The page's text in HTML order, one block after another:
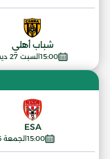
15:00السبت 27 ديسمبر 2026
شباب أهلي
15:00الجمعة 16 جانفي 2026
ESA